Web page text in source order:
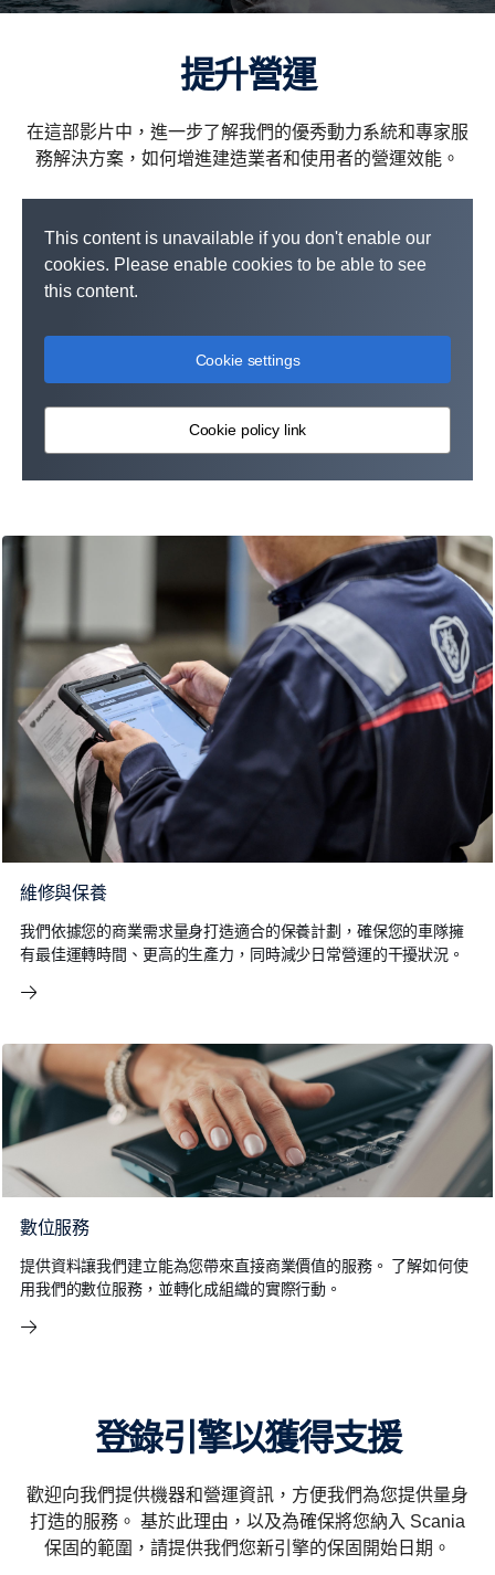
提升營運
在這部影片中，進一步了解我們的優秀動力系統和專家服
務解決方案，如何增進建造業者和使用者的營運效能。
This content is unavailable if you don't enable our
cookies. Please enable cookies to be able to see
this content.
Cookie settings
Cookie policy link
維修與保養
我們依據您的商業需求量身打造適合的保養計劃，確保您的車隊擁
有最佳運轉時間、更高的生產力，同時減少日常營運的干擾狀況。
數位服務
提供資料讓我們建立能為您帶來直接商業價值的服務。 了解如何使
用我們的數位服務，並轉化成組織的實際行動。
登錄引擎以獲得支援
歡迎向我們提供機器和營運資訊，方便我們為您提供量身
打造的服務。 基於此理由，以及為確保將您納入 Scania
保固的範圍，請提供我們您新引擎的保固開始日期。